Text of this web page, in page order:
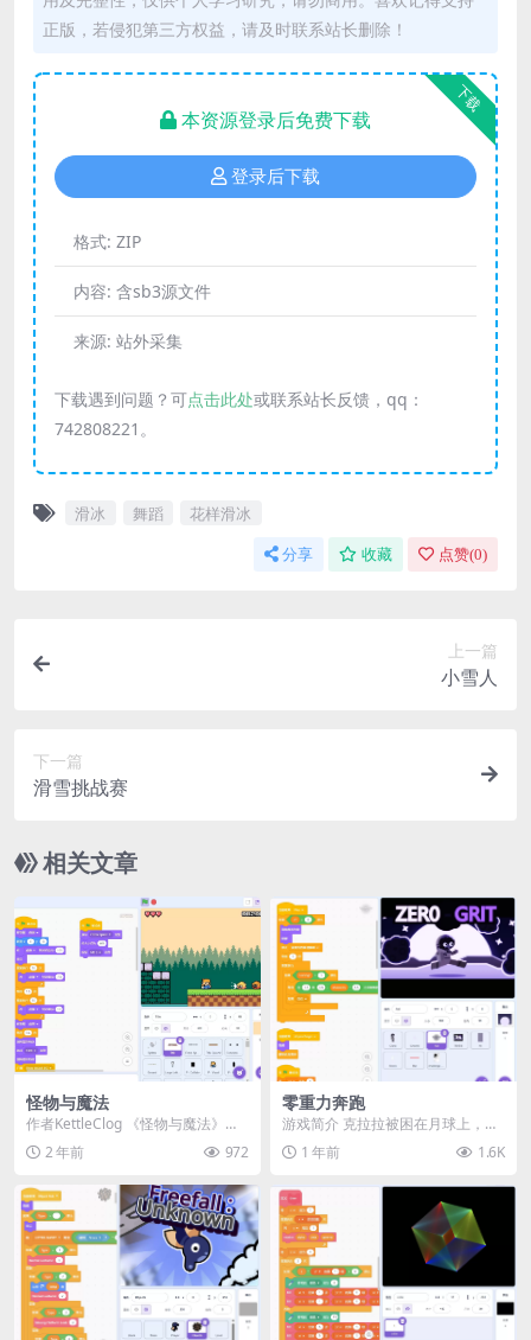
正版，若侵犯第三方权益，请及时联系站长删除！
下载
本资源登录后免费下载
登录后下载
格式: ZIP
内容: 含sb3源文件
来源: 站外采集
下载遇到问题？可点击此处或联系站长反馈，qq：
742808221。
滑冰 舞蹈 花样滑冰
分享 收藏 点赞(0)
上一篇
小雪人
下一篇
滑雪挑战赛
相关文章
怪物与魔法
作者KettleClog 《怪物与魔法》带
你进入一个奇幻的冒险世界，你将
扮演勇敢...
2 年前 972
零重力奔跑
游戏简介 克拉拉被困在月球上，踏
上了一场无尽奔跑之旅，必须不断
跳跃，躲避迎面而来...
1 年前 1.6K